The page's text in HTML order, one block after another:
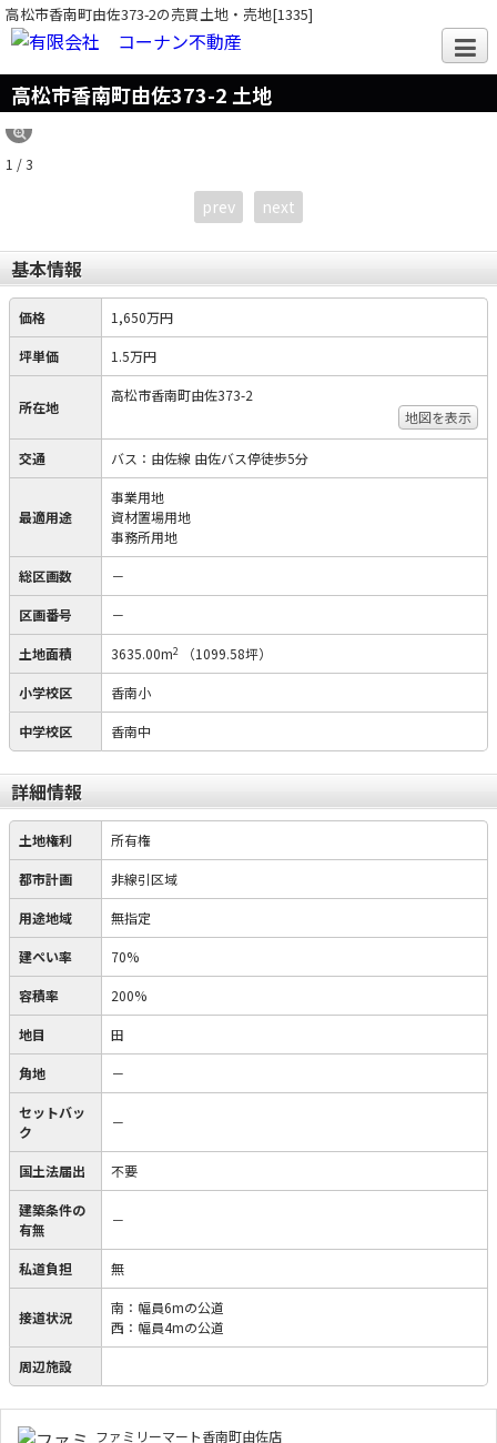
高松市香南町由佐373-2の売買土地・売地[1335]
高松市香南町由佐373-2 土地
1 / 3
prev next
基本情報
価格 1,650万円
坪単価 1.5万円
所在地
高松市香南町由佐373-2
地図を表示
交通 バス：由佐線 由佐バス停徒歩5分
最適用途
事業用地
資材置場用地
事務所用地
総区画数 －
区画番号 －
土地面積 3635.00m2 （1099.58坪）
小学校区 香南小
中学校区 香南中
詳細情報
土地権利 所有権
都市計画 非線引区域
用途地域 無指定
建ぺい率 70%
容積率 200%
地目 田
角地 －
セットバッ
ク
－
国土法届出 不要
建築条件の
有無
－
私道負担 無
接道状況
南：幅員6mの公道
西：幅員4mの公道
周辺施設
ファミリーマート香南町由佐店